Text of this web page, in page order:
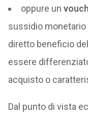
oppure un
sussidio
diretto beneficio
essere
acquisto o
Dal punto di vista